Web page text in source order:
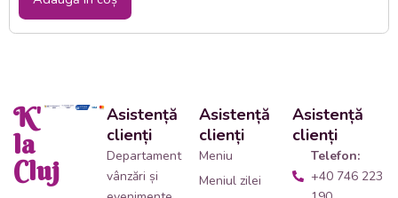
K'
la
Cluj
Asistență
clienți
Departament
vânzări și
Asistență
clienți
Meniu
Meniul zilei
Asistență
clienți
Telefon:
+40 746 223